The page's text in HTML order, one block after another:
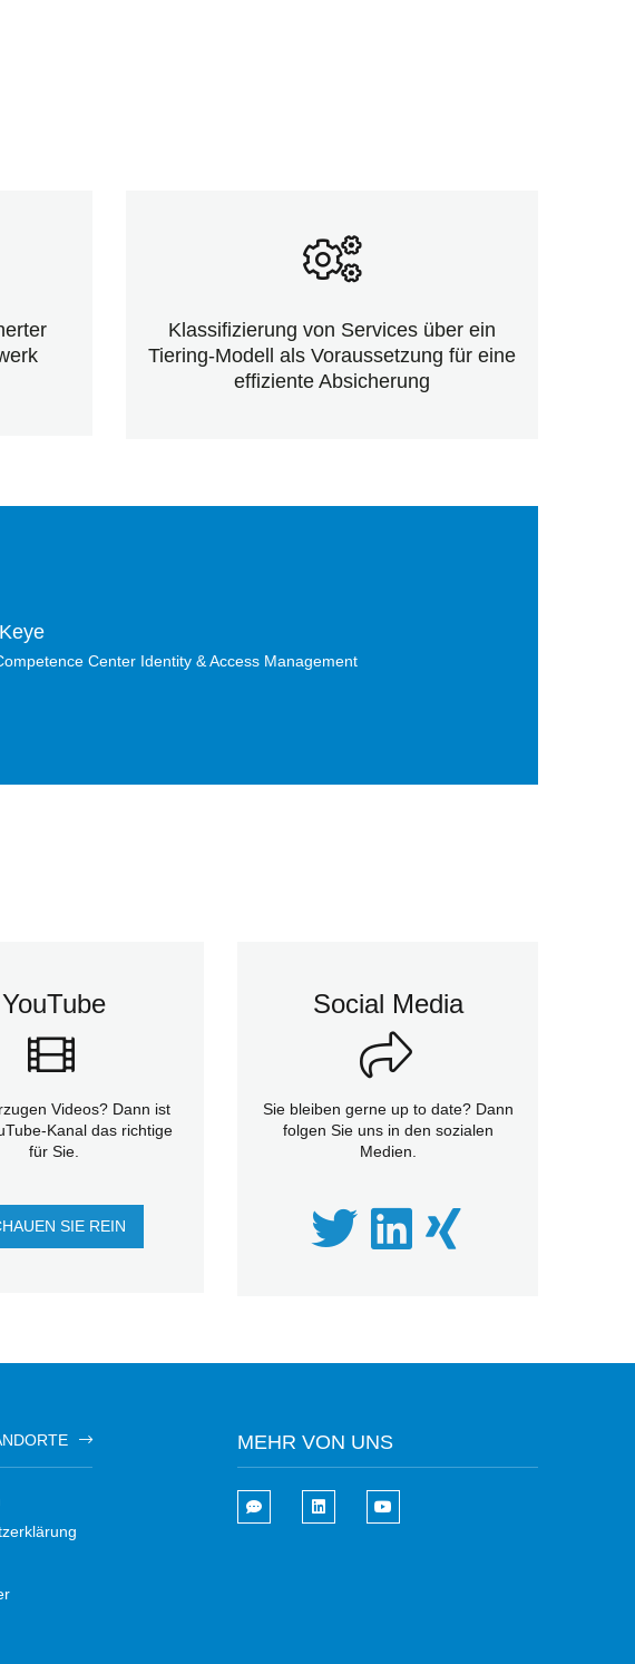
Klassifizierung von Services über ein
Tiering-Modell als Voraussetzung für eine
effiziente Absicherung
Center Identity & Access Management
YouTube
Videos? Dann ist
Kanal das richtige
für Sie.
SIE REIN
Social Media
Sie bleiben gerne up to date? Dann
folgen Sie uns in den sozialen
Medien.
MEHR VON UNS